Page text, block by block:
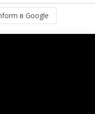
в Google